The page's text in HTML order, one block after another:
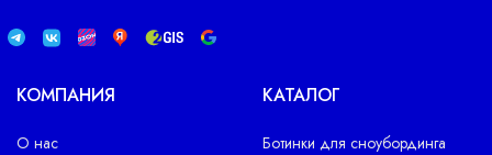
КОМПАНИЯ
О нас
КАТАЛОГ
Ботинки для сноубординга